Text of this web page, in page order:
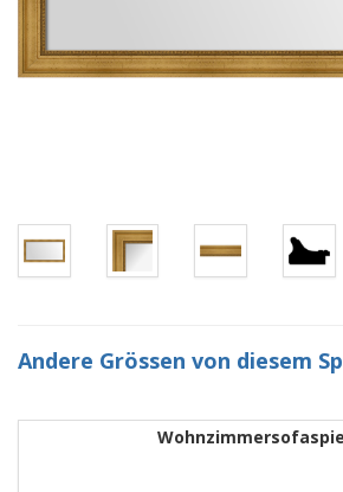
Andere Grössen von diesem